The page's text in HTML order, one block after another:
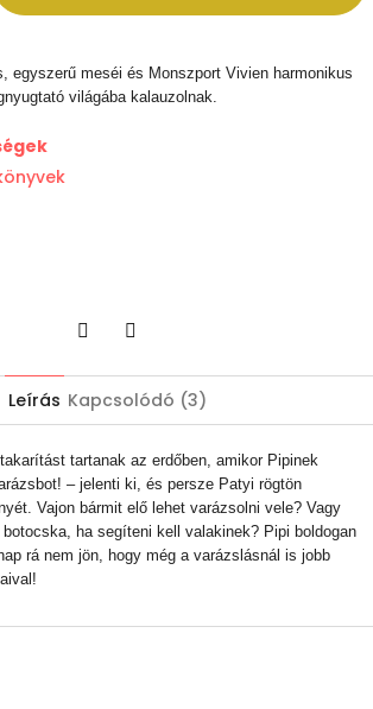
egyszerű meséi és Monszport Vivien harmonikus
világába kalauzolnak.
Leírás Kapcsolódó (3)
tartanak az erdőben, amikor Pipinek
– jelenti ki, és persze Patyi rögtön
Vajon bármit elő lehet varázsolni vele? Vagy
ha segíteni kell valakinek? Pipi boldogan
rá nem jön, hogy még a varázslásnál is jobb